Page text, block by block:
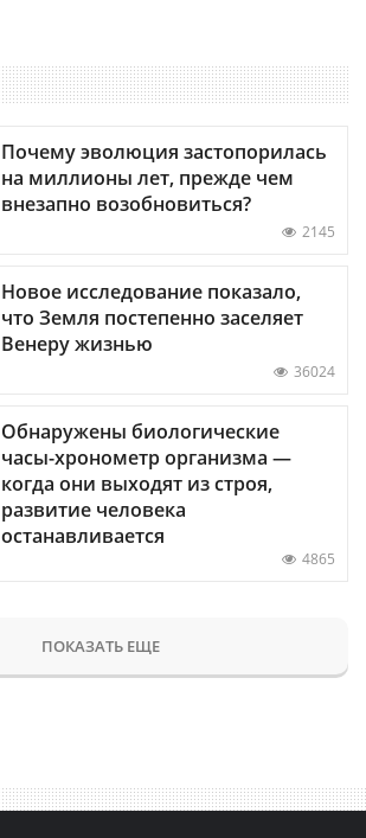
Почему эволюция застопорилась
на миллионы лет, прежде чем
внезапно возобновиться?
2145
Новое исследование показало,
что Земля постепенно заселяет
Венеру жизнью
36024
Обнаружены биологические
часы-хронометр организма —
когда они выходят из строя,
развитие человека
останавливается
4865
ПОКАЗАТЬ ЕЩЕ